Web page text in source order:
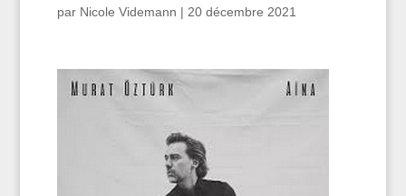
par Nicole Videmann | 20 décembre 2021